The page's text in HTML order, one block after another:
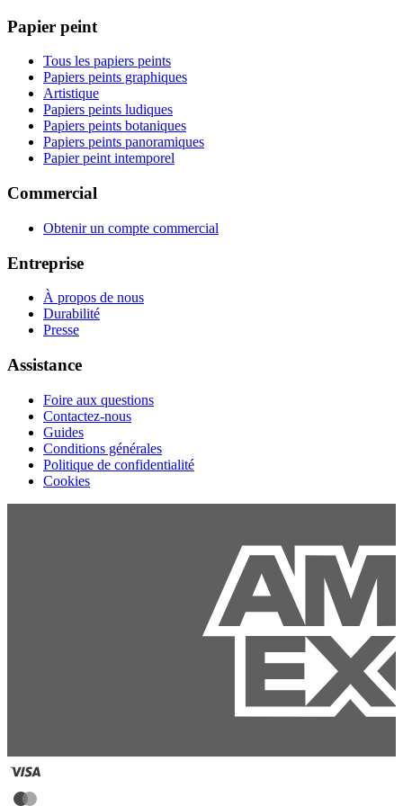
Papier peint
Tous les papiers peints
Papiers peints graphiques
Artistique
Papiers peints ludiques
Papiers peints botaniques
Papiers peints panoramiques
Papier peint intemporel
Commercial
Obtenir un compte commercial
Entreprise
À propos de nous
Durabilité
Presse
Assistance
Foire aux questions
Contactez-nous
Guides
Conditions générales
Politique de confidentialité
Cookies